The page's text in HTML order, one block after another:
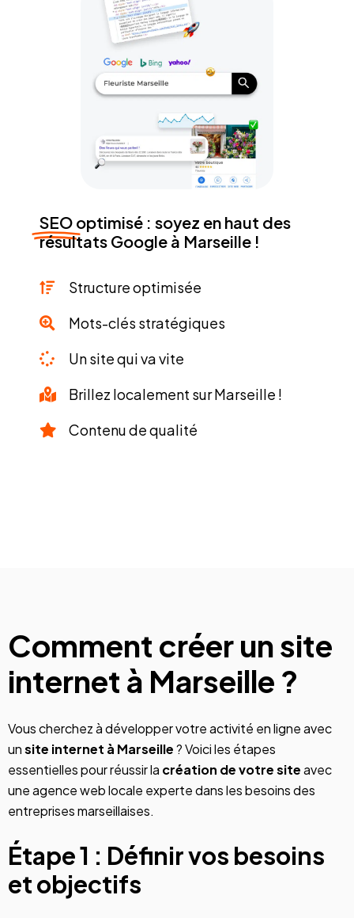
SEO optimisé : soyez en haut des
résultats Google à Marseille !
Structure optimisée
Mots-clés stratégiques
Un site qui va vite
Brillez localement sur Marseille !
Contenu de qualité
Comment créer un site
internet à Marseille ?
Vous cherchez à développer votre activité en ligne avec
unsite internet à Marseille? Voici les étapes
essentielles pour réussir la création de votresiteavec
uneagence web locale experte dans les besoins des
entreprises marseillaises.
Étape 1 : Définir vos besoins
et objectifs